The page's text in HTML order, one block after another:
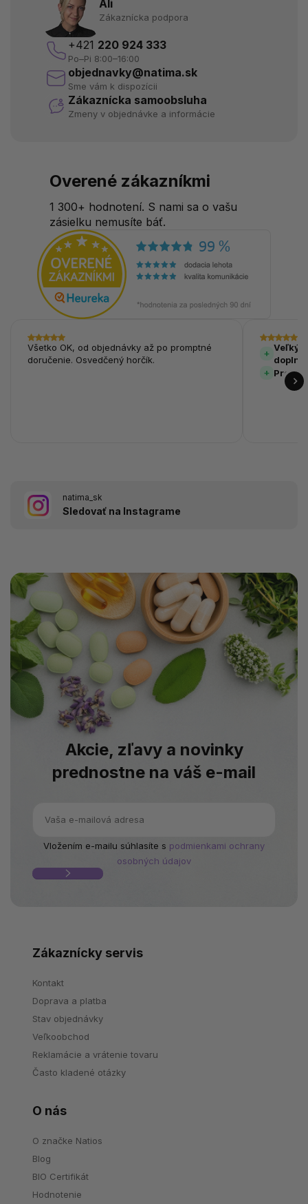
Ali
Zákaznícka podpora
+421 220 924 333
Po–Pi 8:00–16:00
objednavky@natima.sk
Sme vám k dispozícii
Zákaznícka samoobsluha
Zmeny v objednávke a informácie
Overené zákazníkmi
1 300+ hodnotení. S nami sa o vašu
zásielku nemusíte báť.
Všetko OK, od objednávky až po promptné
doručenie. Osvedčený horčík.
Veľký
natima_sk
Sledovať na Instagrame
Akcie, zľavy a novinky
prednostne na váš e-mail
Vložením e-mailu súhlasíte s podmienkami ochrany
osobných údajov
Zákaznícky servis
Kontakt
Doprava a platba
Stav objednávky
Veľkoobchod
Reklamácie a vrátenie tovaru
Často kladené otázky
O nás
O značke Natios
Blog
BIO Certifikát
Hodnotenie